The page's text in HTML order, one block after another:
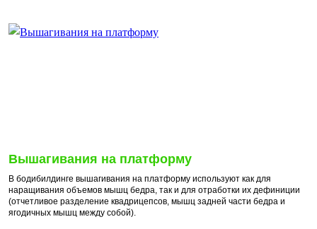
Вышагивания на платформу
В бодибилдинге вышагивания на платформу используют как для
наращивания объемов мышц бедра, так и для отработки их дефиниции
(отчетливое разделение квадрицепсов, мышц задней части бедра и
ягодичных мышц между собой).